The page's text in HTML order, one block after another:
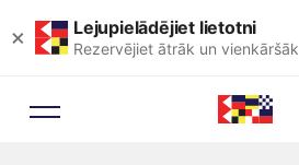
× Lejupielādējiet lietotni
Rezervējiet ātrāk un vienkāršāk